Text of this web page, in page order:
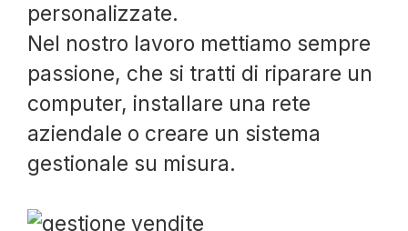
personalizzate.
Nel nostro lavoro mettiamo sempre
passione, che si tratti di riparare un
computer, installare una rete
aziendale o creare un sistema
gestionale su misura.